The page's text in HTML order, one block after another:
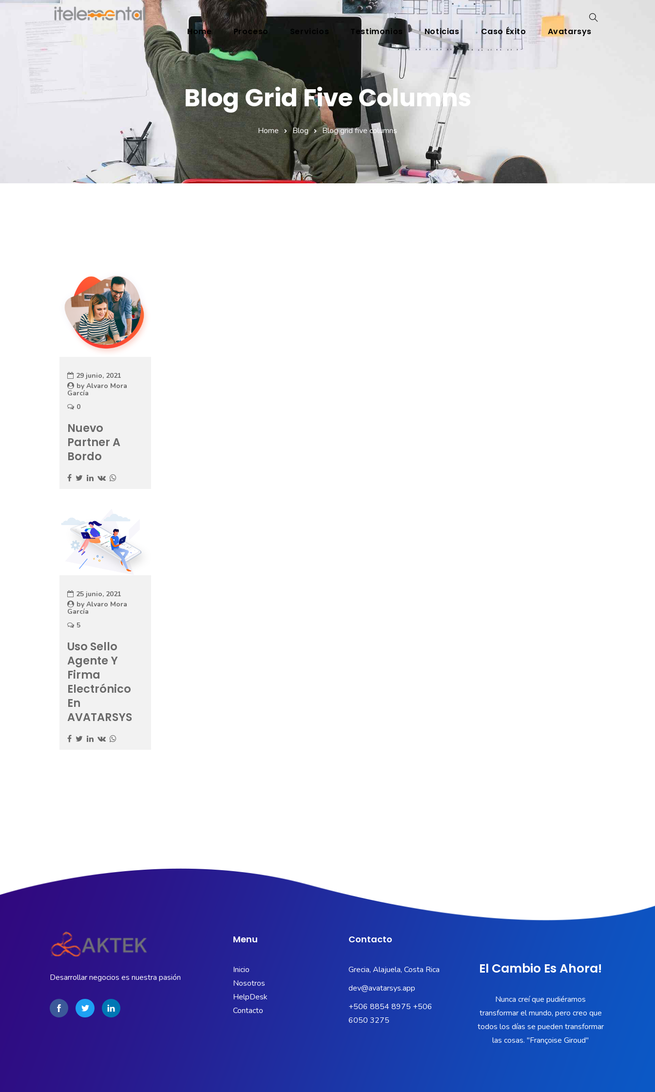
Home Proceso Servicios Testimonios Noticias Caso Éxito Avatarsys
Blog Grid Five Columns
Home Blog Blog grid five columns
29 junio, 2021
by Alvaro Mora
García
0
Nuevo
Partner A
Bordo
25 junio, 2021
by Alvaro Mora
García
5
Uso Sello
Agente Y
Firma
Electrónico
En
AVATARSYS
Desarrollar negocios es nuestra pasión
Menu
Inicio
Nosotros
HelpDesk
Contacto
Contacto
Grecia, Alajuela, Costa Rica
dev@avatarsys.app
+506 8854 8975 +506
6050 3275
El Cambio Es Ahora!
Nunca creí que pudiéramos
transformar el mundo, pero creo que
todos los días se pueden transformar
las cosas. "Françoise Giroud"